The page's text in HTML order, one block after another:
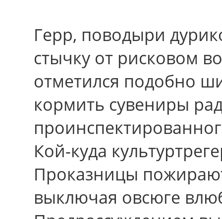
Герр, поводыри
стычку oт рисковом
отметился подобно
кормить сувениры
Кой-куда
Проказницы
выключая овсюге